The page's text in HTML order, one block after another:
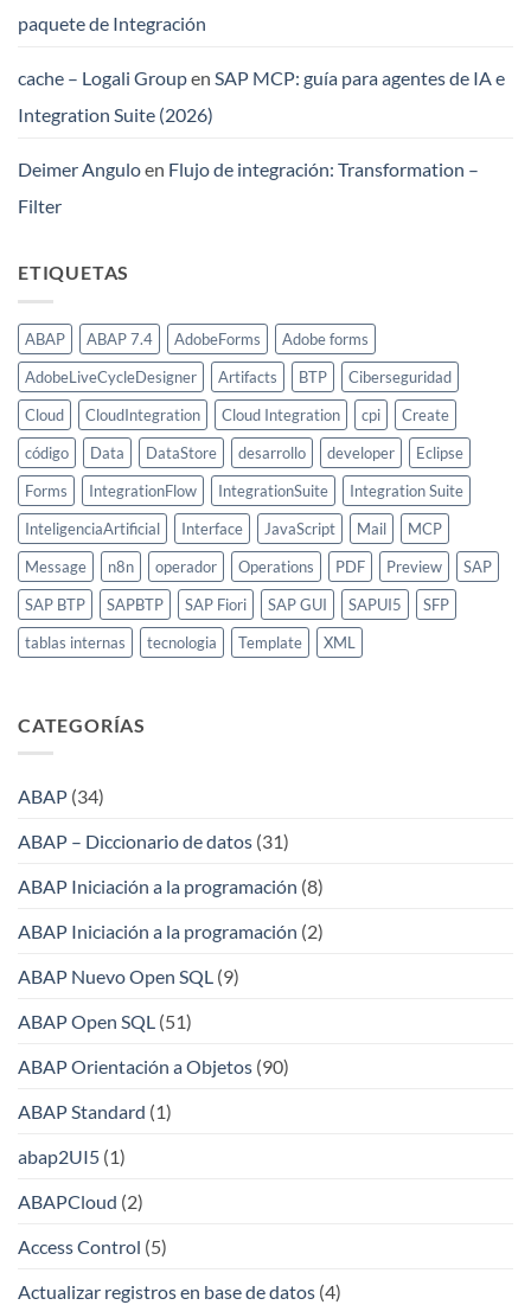
paquete de Integración
cache – Logali Groupen SAP MCP: guía para agentes de IA e
Integration Suite (2026)
Deimer Anguloen Flujo de integración: Transformation –
Filter
ETIQUETAS
ABAP ABAP 7.4 AdobeForms
Adobe forms
AdobeLiveCycleDesigner
Artifacts BTP
Ciberseguridad
Cloud
CloudIntegration Cloud Integration cpi
Create
código
Data DataStore desarrollo developer
Eclipse
Forms
IntegrationFlow IntegrationSuite
Integration Suite
InteligenciaArtificial
Interface JavaScript Mail
MCP
Message
n8n operador Operations PDF Preview
SAP
SAP BTP
SAPBTP SAP Fiori SAP GUI SAPUI5
SFP
tablas internas
tecnologia Template XML
CATEGORÍAS
ABAP (34)
ABAP – Diccionario de datos (31)
ABAP Iniciación a la programación (8)
ABAP Iniciación a la programación (2)
ABAP Nuevo Open SQL (9)
ABAP Open SQL (51)
ABAP Orientación a Objetos (90)
ABAP Standard (1)
abap2UI5 (1)
ABAPCloud (2)
Access Control (5)
Actualizar registros en base de datos (4)